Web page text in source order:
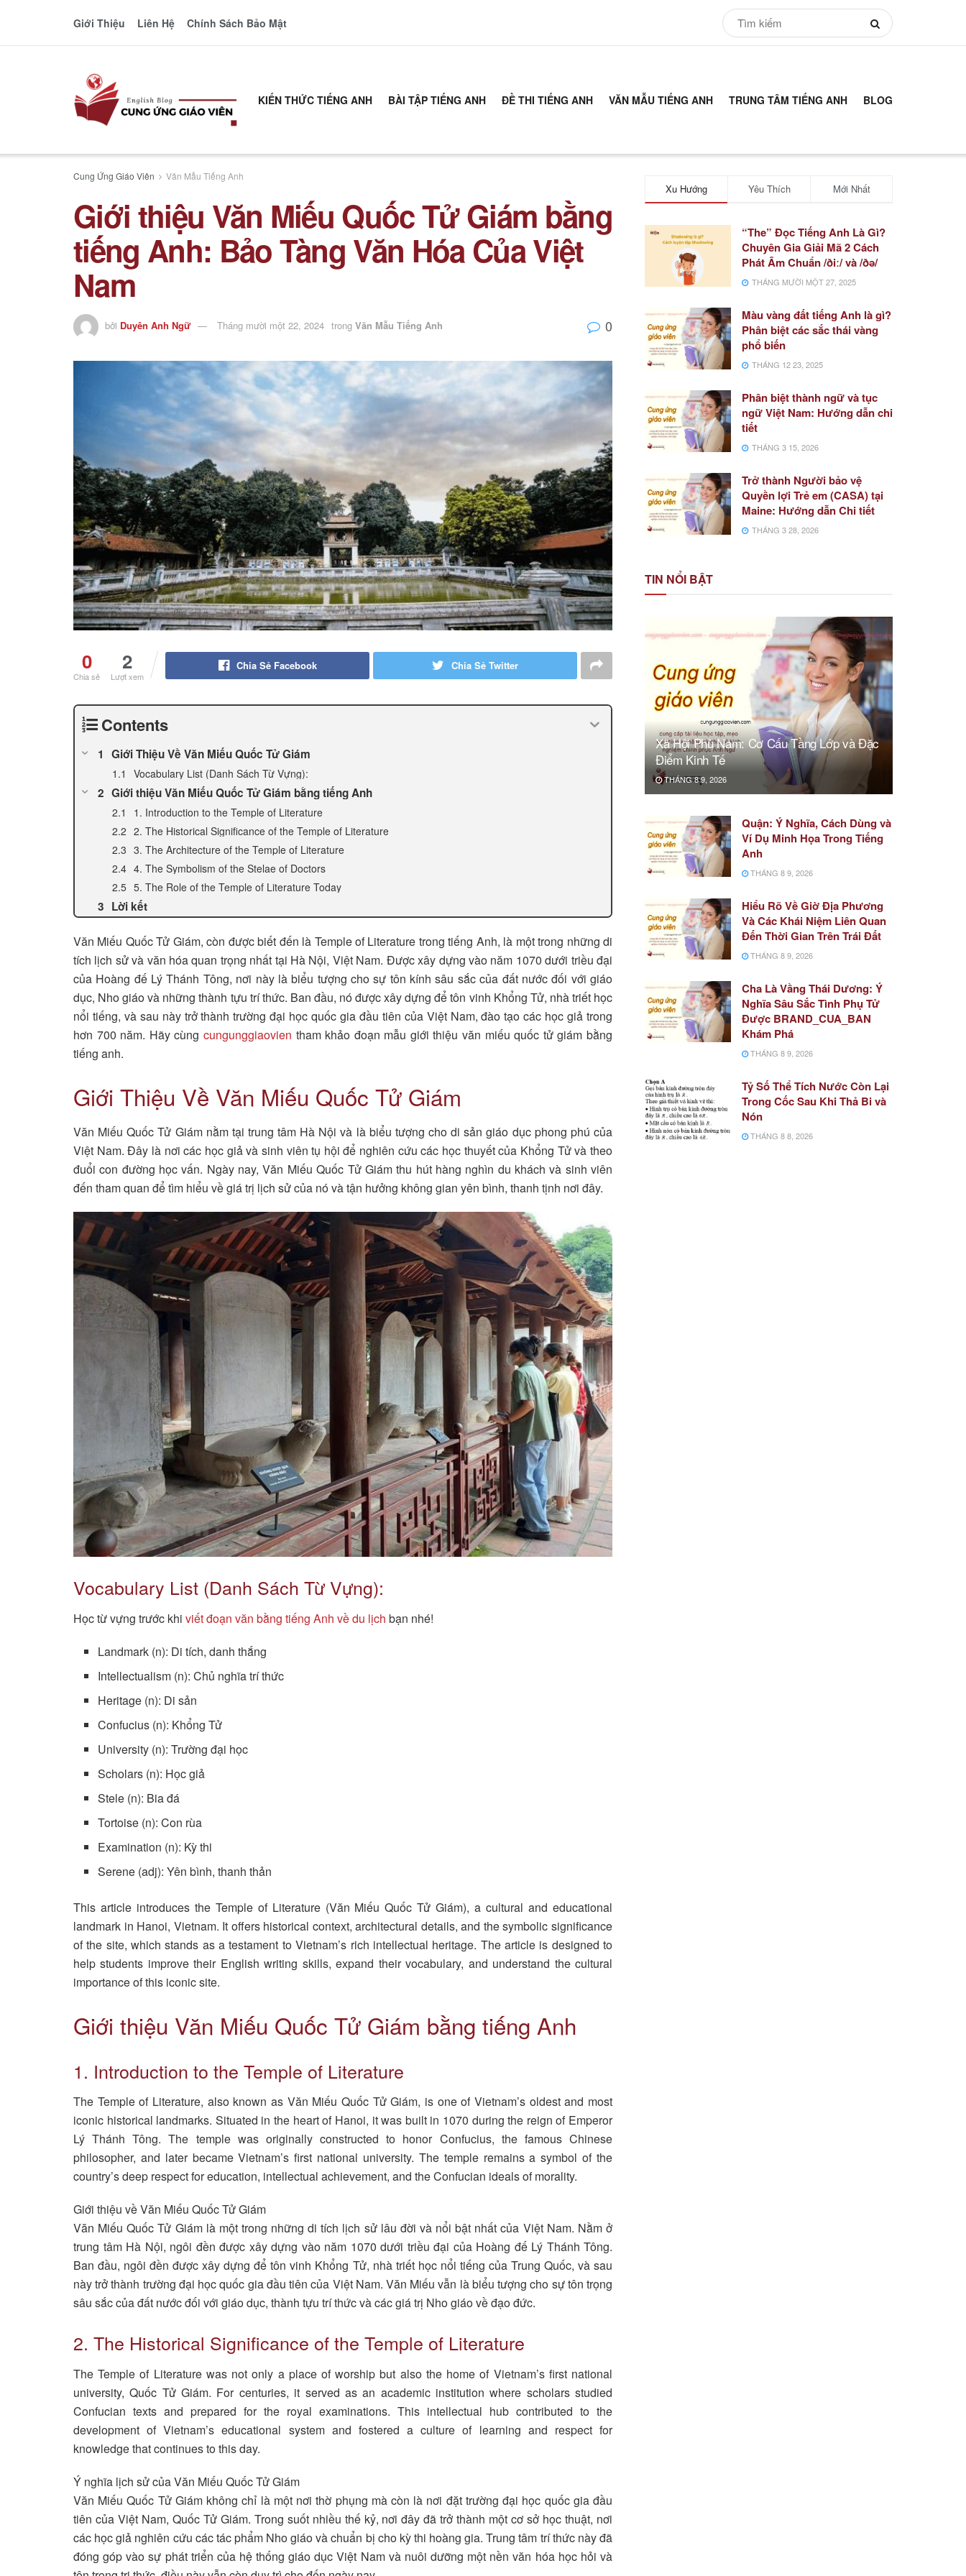
Giới Thiệu Liên Hệ Chính Sách Bảo Mật
KIẾN THỨC TIẾNG ANH BÀI TẬP TIẾNG ANH ĐỀ THI TIẾNG ANH VĂN MẪU TIẾNG ANH TRUNG TÂM TIẾNG ANH BLOG
Cung Ứng Giáo Viên Văn Mẫu Tiếng Anh
Giới thiệu Văn Miếu Quốc Tử Giám bằng
tiếng Anh: Bảo Tàng Văn Hóa Của Việt
Nam
bởi Duyên Anh Ngữ Tháng mười một 22, 2024 trong Văn Mẫu Tiếng Anh 0
0
Chia sẻ
2
Lượt xem
Chia Sẻ Facebook Chia Sẻ Twitter
Contents
Giới Thiệu Về Văn Miếu Quốc Tử Giám
Vocabulary List (Danh Sách Từ Vựng):
Giới thiệu Văn Miếu Quốc Tử Giám bằng tiếng Anh
1. Introduction to the Temple of Literature
2. The Historical Significance of the Temple of Literature
3. The Architecture of the Temple of Literature
4. The Symbolism of the Stelae of Doctors
5. The Role of the Temple of Literature Today
Lời kết
Văn Miếu Quốc Tử Giám, còn được biết đến là Temple of Literature trong tiếng Anh, là một trong những di
tích lịch sử và văn hóa quan trọng nhất tại Hà Nội, Việt Nam. Được xây dựng vào năm 1070 dưới triều đại
của Hoàng đế Lý Thánh Tông, nơi này là biểu tượng cho sự tôn kính sâu sắc của đất nước đối với giáo
dục, Nho giáo và những thành tựu trí thức. Ban đầu, nó được xây dựng để tôn vinh Khổng Tử, nhà triết học
nổi tiếng, và sau này trở thành trường đại học quốc gia đầu tiên của Việt Nam, đào tạo các học giả trong
hơn 700 năm. Hãy cùng cungunggiaovien tham khảo đoạn mẫu giới thiệu văn miếu quốc tử giám bằng
tiếng anh.
Giới Thiệu Về Văn Miếu Quốc Tử Giám
Văn Miếu Quốc Tử Giám nằm tại trung tâm Hà Nội và là biểu tượng cho di sản giáo dục phong phú của
Việt Nam. Đây là nơi các học giả và sinh viên tụ hội để nghiên cứu các học thuyết của Khổng Tử và theo
đuổi con đường học vấn. Ngày nay, Văn Miếu Quốc Tử Giám thu hút hàng nghìn du khách và sinh viên
đến tham quan để tìm hiểu về giá trị lịch sử của nó và tận hưởng không gian yên bình, thanh tịnh nơi đây.
Vocabulary List (Danh Sách Từ Vựng):
Học từ vựng trước khi viết đoạn văn bằng tiếng Anh về du lịch bạn nhé!
Landmark (n): Di tích, danh thắng
Intellectualism (n): Chủ nghĩa trí thức
Heritage (n): Di sản
Confucius (n): Khổng Tử
University (n): Trường đại học
Scholars (n): Học giả
Stele (n): Bia đá
Tortoise (n): Con rùa
Examination (n): Kỳ thi
Serene (adj): Yên bình, thanh thản
This article introduces the Temple of Literature (Văn Miếu Quốc Tử Giám), a cultural and educational
landmark in Hanoi, Vietnam. It offers historical context, architectural details, and the symbolic significance
of the site, which stands as a testament to Vietnam’s rich intellectual heritage. The article is designed to
help students improve their English writing skills, expand their vocabulary, and understand the cultural
importance of this iconic site.
Giới thiệu Văn Miếu Quốc Tử Giám bằng tiếng Anh
1. Introduction to the Temple of Literature
The Temple of Literature, also known as Văn Miếu Quốc Tử Giám, is one of Vietnam’s oldest and most
iconic historical landmarks. Situated in the heart of Hanoi, it was built in 1070 during the reign of Emperor
Lý Thánh Tông. The temple was originally constructed to honor Confucius, the famous Chinese
philosopher, and later became Vietnam’s first national university. The temple remains a symbol of the
country’s deep respect for education, intellectual achievement, and the Confucian ideals of morality.
Giới thiệu về Văn Miếu Quốc Tử Giám
Văn Miếu Quốc Tử Giám là một trong những di tích lịch sử lâu đời và nổi bật nhất của Việt Nam. Nằm ở
trung tâm Hà Nội, ngôi đền được xây dựng vào năm 1070 dưới triều đại của Hoàng đế Lý Thánh Tông.
Ban đầu, ngôi đền được xây dựng để tôn vinh Khổng Tử, nhà triết học nổi tiếng của Trung Quốc, và sau
này trở thành trường đại học quốc gia đầu tiên của Việt Nam. Văn Miếu vẫn là biểu tượng cho sự tôn trọng
sâu sắc của đất nước đối với giáo dục, thành tựu trí thức và các giá trị Nho giáo về đạo đức.
2. The Historical Significance of the Temple of Literature
The Temple of Literature was not only a place of worship but also the home of Vietnam’s first national
university, Quốc Tử Giám. For centuries, it served as an academic institution where scholars studied
Confucian texts and prepared for the royal examinations. This intellectual hub contributed to the
development of Vietnam’s educational system and fostered a culture of learning and respect for
knowledge that continues to this day.
Ý nghĩa lịch sử của Văn Miếu Quốc Tử Giám
Văn Miếu Quốc Tử Giám không chỉ là một nơi thờ phụng mà còn là nơi đặt trường đại học quốc gia đầu
tiên của Việt Nam, Quốc Tử Giám. Trong suốt nhiều thế kỷ, nơi đây đã trở thành một cơ sở học thuật, nơi
các học giả nghiên cứu các tác phẩm Nho giáo và chuẩn bị cho kỳ thi hoàng gia. Trung tâm trí thức này đã
đóng góp vào sự phát triển của hệ thống giáo dục Việt Nam và nuôi dưỡng một nền văn hóa học hỏi và
Xu Hướng Yêu Thích Mới Nhất
“The” Đọc Tiếng Anh Là Gì?
Chuyên Gia Giải Mã 2 Cách
Phát Âm Chuẩn /ðiː/ và /ðə/
THÁNG MƯỜI MỘT 27, 2025
Màu vàng đất tiếng Anh là gì?
Phân biệt các sắc thái vàng
phổ biến
THÁNG 12 23, 2025
Phân biệt thành ngữ và tục
ngữ Việt Nam: Hướng dẫn chi
tiết
THÁNG 3 15, 2026
Trở thành Người bảo vệ
Quyền lợi Trẻ em (CASA) tại
Maine: Hướng dẫn Chi tiết
THÁNG 3 28, 2026
TIN NỔI BẬT
Xã Hội Phù Nam: Cơ Cấu Tầng Lớp và Đặc
Điểm Kinh Tế
THÁNG 8 9, 2026
Quận: Ý Nghĩa, Cách Dùng và
Ví Dụ Minh Họa Trong Tiếng
Anh
THÁNG 8 9, 2026
Hiểu Rõ Về Giờ Địa Phương
Và Các Khái Niệm Liên Quan
Đến Thời Gian Trên Trái Đất
THÁNG 8 9, 2026
Cha Là Vầng Thái Dương: Ý
Nghĩa Sâu Sắc Tình Phụ Tử
Được BRAND_CUA_BAN
Khám Phá
THÁNG 8 9, 2026
Tỷ Số Thể Tích Nước Còn Lại
Trong Cốc Sau Khi Thả Bi và
Nón
THÁNG 8 8, 2026